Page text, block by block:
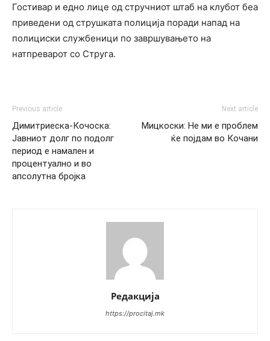
Гостивар и едно лице од стручниот штаб на клубот беа
приведени од струшката полиција поради напад на
полициски службеници по завршувањето на
натпреварот со Струга.
Previous article
Димитриеска-Кочоска:
Јавниот долг по подолг
период е намален и
процентуално и во
апсолутна бројка
Next article
Мицкоски: Не ми е проблем
ќе појдам во Кочани
Редакција
https://procitaj.mk